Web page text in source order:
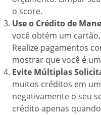
o score.
Use o Crédito de
você obtém um
Realize pagamentos
mostrar que você é
Evite Múltiplas
muitos créditos em
negativamente o seu
crédito apenas